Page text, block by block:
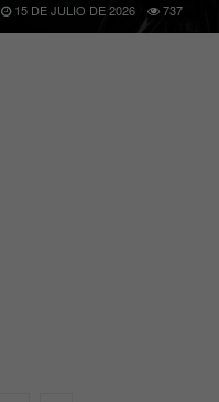
15 DE JULIO DE 2026 737